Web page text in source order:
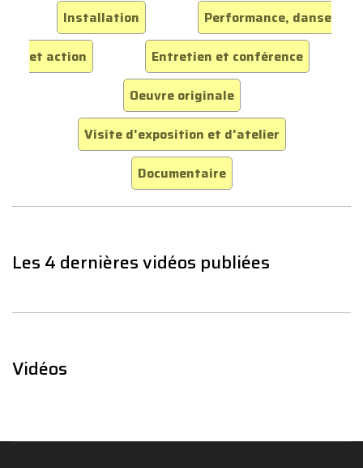
Installation
Performance, danse
et action
Entretien et conférence
Oeuvre originale
Visite d'exposition et d'atelier
Documentaire
Les 4 dernières vidéos publiées
Vidéos